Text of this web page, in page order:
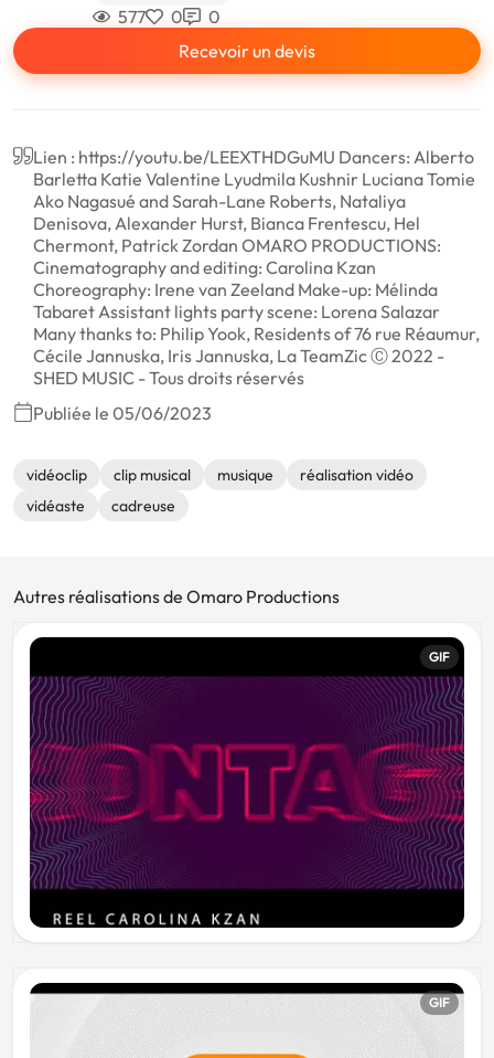
577 0
0
Recevoir un devis
Lien : https://youtu.be/LEEXTHDGuMU Dancers: Alberto
Barletta Katie Valentine Lyudmila Kushnir Luciana Tomie
Ako Nagasué and Sarah-Lane Roberts, Nataliya
Denisova, Alexander Hurst, Bianca Frentescu, Hel
Chermont, Patrick Zordan OMARO PRODUCTIONS:
Cinematography and editing: Carolina Kzan
Choreography: Irene van Zeeland Make-up: Mélinda
Tabaret Assistant lights party scene: Lorena Salazar
Many thanks to: Philip Yook, Residents of 76 rue Réaumur,
Cécile Jannuska, Iris Jannuska, La TeamZic Ⓒ 2022 -
SHED MUSIC - Tous droits réservés
Publiée le 05/06/2023
vidéoclip clip musical musique
réalisation vidéo
vidéaste
cadreuse
Autres réalisations de Omaro Productions
GIF
GIF